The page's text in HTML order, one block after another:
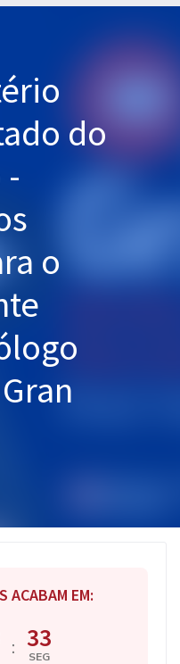
do
o
ACABAM EM:
: 32
SEG